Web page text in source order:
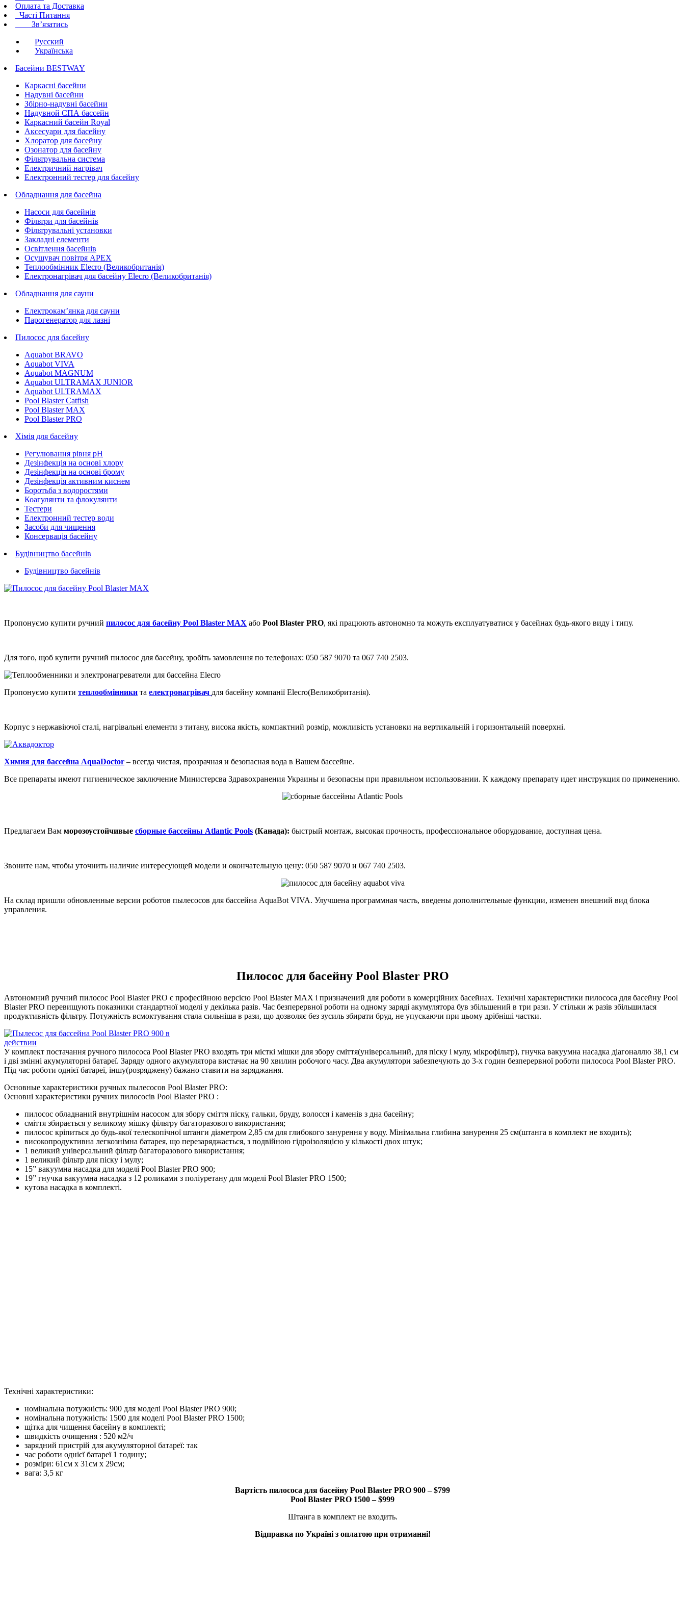
Оплата та Доставка
Часті Питання
Зв’язатись
Русский
Українська
Басейни BESTWAY
Каркасні басейни
Надувні басейни
Збірно-надувні басейни
Надувной СПА бассейн
Каркасний басейн Royal
Аксесуари для басейну
Хлоратор для басейну
Озонатор для басейну
Фільтрувальна система
Електричний нагрівач
Електронний тестер для басейну
Обладнання для басейна
Насоси для басейнів
Фільтри для басейнів
Фільтрувальні установки
Закладні елементи
Освітлення басейнів
Осушувач повітря APEX
Теплообмінник Elecro (Великобританія)
Електронагрівач для басейну Elecro (Великобританія)
Обладнання для сауни
Електрокам’янка для сауни
Парогенератор для лазні
Пилосос для басейну
Aquabot BRAVO
Aquabot VIVA
Aquabot MAGNUM
Aquabot ULTRAMAX JUNIOR
Aquabot ULTRAMAX
Pool Blaster Catfish
Pool Blaster MAX
Pool Blaster PRO
Хімія для басейну
Регулювання рівня pH
Дезінфекція на основі хлору
Дезінфекція на основі брому
Дезінфекція активним киснем
Боротьба з водоростями
Коагулянти та флокулянти
Тестери
Електронний тестер води
Засоби для чищення
Консервація басейну
Будівництво басейнів
Будівництво басейнів
Пропонуємо купити ручний пилосос для басейну Pool Blaster MAX або Pool Blaster PRO, які працюють автономно та можуть експлуатуватися у басейнах будь-якого виду і типу.
Для того, щоб купити ручний пилосос для басейну, зробіть замовлення по телефонах: 050 587 9070 та 067 740 2503.
Пропонуємо купити теплообмінники та електронагрівач для басейну компанії Elecro(Великобританія).
Корпус з нержавіючої сталі, нагрівальні елементи з титану, висока якість, компактний розмір, можливість установки на вертикальній і горизонтальній поверхні.
Химия для бассейна AquaDoctor – всегда чистая, прозрачная и безопасная вода в Вашем бассейне.
Все препараты имеют гигиеническое заключение Министерсва Здравохранения Украины и безопасны при правильном использовании. К каждому препарату идет инструкция по применению.
Предлагаем Вам морозоустойчивые сборные бассейны Atlantic Pools (Канада): быстрый монтаж, высокая прочность, профессиональное оборудование, доступная цена.
Звоните нам, чтобы уточнить наличие интересующей модели и окончательную цену: 050 587 9070 и 067 740 2503.
На склад пришли обновленные версии роботов пылесосов для бассейна AquaBot VIVA. Улучшена программная часть, введены дополнительные функции, изменен внешний вид блока
управления.
Пилосос для басейну Pool Blaster PRO
Автономний ручний пилосос Pool Blaster PRO є професійною версією Pool Blaster MAX і призначений для роботи в комерційних басейнах. Технічні характеристики пилососа для басейну Pool
Blaster PRO перевищують показники стандартної моделі у декілька разів. Час безперервної роботи на одному заряді акумулятора був збільшений в три рази. У стільки ж разів збільшилася
продуктивність фільтру. Потужність всмоктування стала сильніша в рази, що дозволяє без зусиль збирати бруд, не упускаючи при цьому дрібніші частки.
У комплект постачання ручного пилососа Pool Blaster PRO входять три місткі мішки для збору сміття(універсальний, для піску і мулу, мікрофільтр), гнучка вакуумна насадка діагоналлю 38,1 см
і дві змінні акумуляторні батареї. Заряду одного акумулятора вистачає на 90 хвилин робочого часу. Два акумулятори забезпечують до 3-х годин безперервної роботи пилососа Pool Blaster PRO.
Під час роботи однієї батареї, іншу(розряджену) бажано ставити на заряджання.
Основные характеристики ручных пылесосов Pool Blaster PRO:
Основні характеристики ручних пилососів Pool Blaster PRO :
пилосос обладнаний внутрішнім насосом для збору сміття піску, гальки, бруду, волосся і каменів з дна басейну;
сміття збирається у великому мішку фільтру багаторазового використання;
пилосос кріпиться до будь-якої телескопічної штанги діаметром 2,85 см для глибокого занурення у воду. Мінімальна глибина занурення 25 см(штанга в комплект не входить);
високопродуктивна легкознімна батарея, що перезаряджається, з подвійною гідроізоляцією у кількості двох штук;
1 великий універсальний фільтр багаторазового використання;
1 великий фільтр для піску і мулу;
15” вакуумна насадка для моделі Pool Blaster PRO 900;
19” гнучка вакуумна насадка з 12 роликами з поліуретану для моделі Pool Blaster PRO 1500;
кутова насадка в комплекті.
Технічні характеристики:
номінальна потужність: 900 для моделі Pool Blaster PRO 900;
номінальна потужність: 1500 для моделі Pool Blaster PRO 1500;
щітка для чищення басейну в комплекті;
швидкість очищення : 520 м2/ч
зарядний пристрій для акумуляторної батареї: так
час роботи однієї батареї 1 годину;
розміри: 61см x 31см x 29см;
вага: 3,5 кг
Вартість пилососа для басейну Pool Blaster PRO 900 – $799
Pool Blaster PRO 1500 – $999
Штанга в комплект не входить.
Відправка по Україні з оплатою при отриманні!